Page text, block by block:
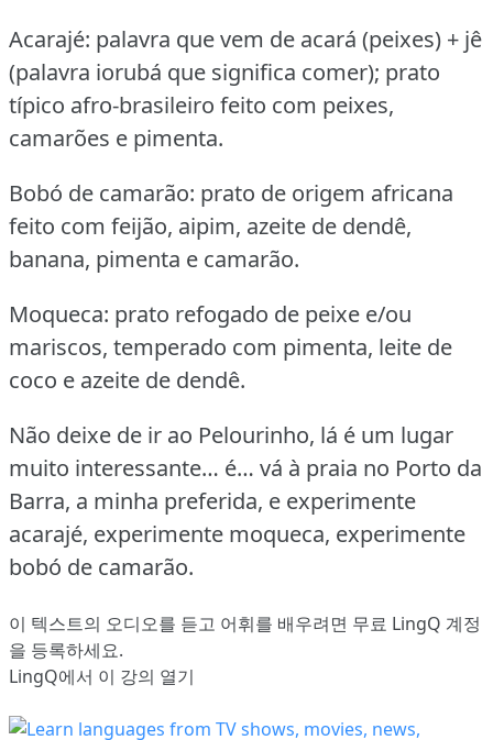
Acarajé: palavra que vem de acará (peixes) + jê
(palavra iorubá que significa comer); prato
típico afro-brasileiro feito com peixes,
camarões e pimenta.
Bobó de camarão: prato de origem africana
feito com feijão, aipim, azeite de dendê,
banana, pimenta e camarão.
Moqueca: prato refogado de peixe e/ou
mariscos, temperado com pimenta, leite de
coco e azeite de dendê.
Não deixe de ir ao Pelourinho, lá é um lugar
muito interessante… é… vá à praia no Porto da
Barra, a minha preferida, e experimente
acarajé, experimente moqueca, experimente
bobó de camarão.
이 텍스트의 오디오를 듣고 어휘를 배우려면 무료 LingQ 계정
을 등록하세요.
LingQ에서 이 강의 열기